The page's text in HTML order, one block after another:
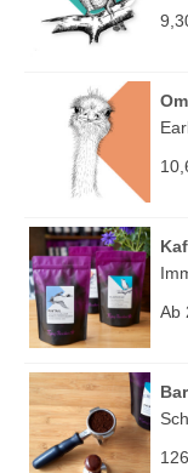
Ab